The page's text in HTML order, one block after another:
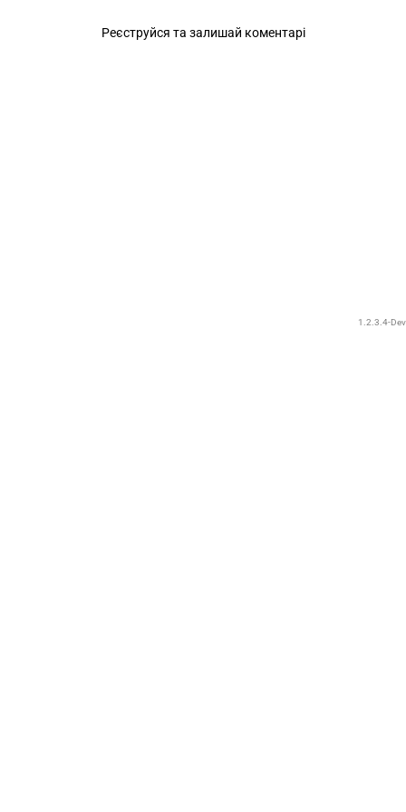
Реєструйся та залишай коментарі
1.2.3.4-Dev